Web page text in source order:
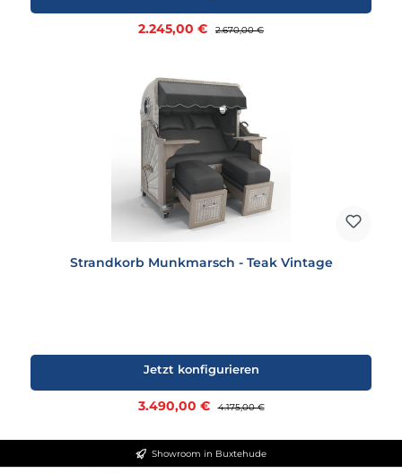
Verkaufspreis:
2.245,00 € Regulärer Preis:
2.670,00 €
Strandkorb Munkmarsch - Teak Vintage
Verkaufspreis:
3.490,00 € Regulärer Preis:
4.175,00 €
Jetzt konfigurieren
Showroom in Buxtehude